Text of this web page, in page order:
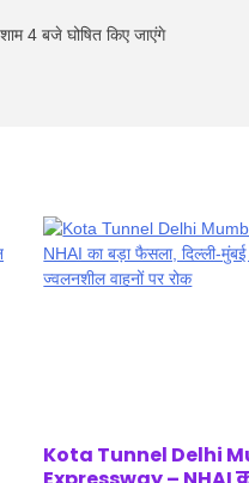
4 बजे घोषित किए जाएंगे
Kota Tunnel Delhi